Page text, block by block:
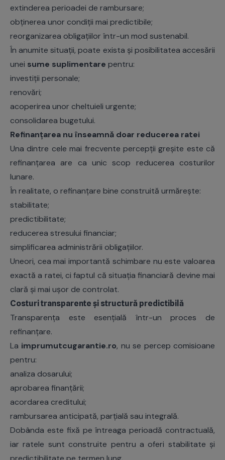
extinderea perioadei de rambursare;
obținerea unor condiții mai predictibile;
reorganizarea obligațiilor într-un mod sustenabil.
În anumite situații, poate exista și posibilitatea accesării
unei sume suplimentare pentru:
investiții personale;
renovări;
acoperirea unor cheltuieli urgente;
consolidarea bugetului.
Refinanțarea nu înseamnă doar reducerea ratei
Una dintre cele mai frecvente percepții greșite este că
refinanțarea are ca unic scop reducerea costurilor
lunare.
În realitate, o refinanțare bine construită urmărește:
stabilitate;
predictibilitate;
reducerea stresului financiar;
simplificarea administrării obligațiilor.
Uneori, cea mai importantă schimbare nu este valoarea
exactă a ratei, ci faptul că situația financiară devine mai
clară și mai ușor de controlat.
Costuri transparente și structură predictibilă
Transparența este esențială într-un proces de
refinanțare.
La imprumutcugarantie.ro, nu se percep comisioane
pentru:
analiza dosarului;
aprobarea finanțării;
acordarea creditului;
rambursarea anticipată, parțială sau integrală.
Dobânda este fixă pe întreaga perioadă contractuală,
iar ratele sunt construite pentru a oferi stabilitate și